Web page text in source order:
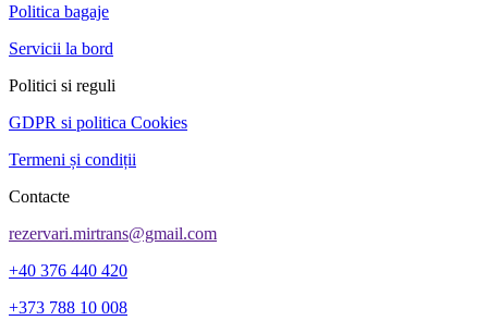
Politica bagaje
Servicii la bord
Politici si reguli
GDPR si politica Cookies
Termeni și condiții
Contacte
rezervari.mirtrans@gmail.com
+40 376 440 420
+373 788 10 008